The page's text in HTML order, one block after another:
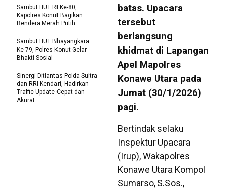
batas. Upacara
tersebut
berlangsung
khidmat di Lapangan
Apel Mapolres
Konawe Utara pada
Jumat (30/1/2026)
pagi.
​Bertindak selaku
Inspektur Upacara
(Irup), Wakapolres
Konawe Utara Kompol
Sumarso, S.Sos.,
Sambut HUT RI Ke-80,
Kapolres Konut Bagikan
Bendera Merah Putih
Sambut HUT Bhayangkara
Ke-79, Polres Konut Gelar
Bhakti Sosial
Sinergi Ditlantas Polda Sultra
dan RRI Kendari, Hadirkan
Traffic Update Cepat dan
Akurat